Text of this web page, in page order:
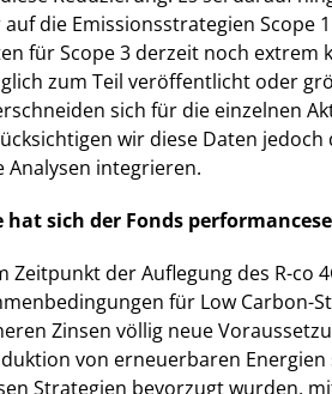
die Emissionsstrategien Scope
für Scope 3 derzeit noch extrem
zum Teil veröffentlicht oder
sich für die einzelnen
wir diese Daten jedoch
Analysen integrieren.
hat sich der Fonds
Zeitpunkt der Auflegung des R-co
für Low Carbon-
Zinsen völlig neue
von erneuerbaren
Strategien bevorzugt wurden,